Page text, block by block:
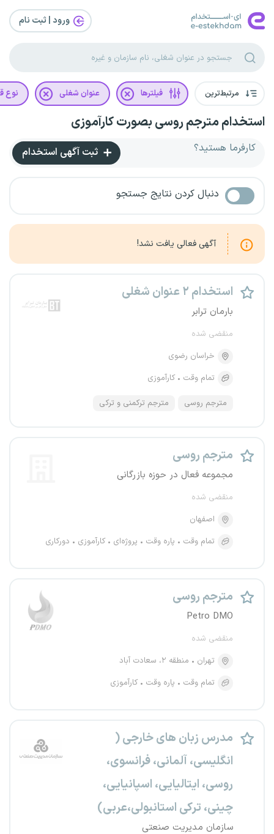
ورود | ثبت‌ نام
مرتبط‌ترین فیلترها عنوان شغلی نوع
استخدام مترجم روسی بصورت کارآموزی
کارفرما هستید؟ ثبت آگهی استخدام
دنبال کردن نتایج جستجو
آگهی فعالی یافت نشد!
استخدام ۲ عنوان شغلی
بارمان ترابر
منقضی شده
خراسان رضوی
تمام وقت
کارآموزی
مترجم روسی مترجم ترکمنی و ترکی
مترجم روسی
مجموعه فعال در حوزه بازرگانی
منقضی شده
اصفهان
تمام وقت
پاره وقت پروژه‌ای کارآموزی دورکاری
مترجم روسی
Petro DMO
منقضی شده
تهران
منطقه ۲، سعادت آباد
تمام وقت
پاره وقت کارآموزی
مدرس زبان های خارجی (
انگلیسی، آلمانی، فرانسوی،
روسی، ایتالیایی، اسپانیایی،
چینی، ترکی استانبولی،عربی)
سازمان مدیریت صنعتی